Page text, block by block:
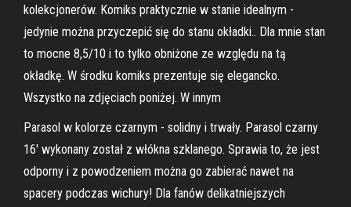
kolekcjonerów. Komiks praktycznie w stanie idealnym -
jedynie można przyczepić się do stanu okładki.. Dla mnie stan
to mocne 8,5/10 i to tylko obniżone ze względu na tą
okładkę. W środku komiks prezentuje się elegancko.
Wszystko na zdjęciach poniżej. W innym
Parasol w kolorze czarnym - solidny i trwały. Parasol czarny
16' wykonany został z włókna szklanego. Sprawia to, że jest
odporny i z powodzeniem można go zabierać nawet na
spacery podczas wichury! Dla fanów delikatniejszych